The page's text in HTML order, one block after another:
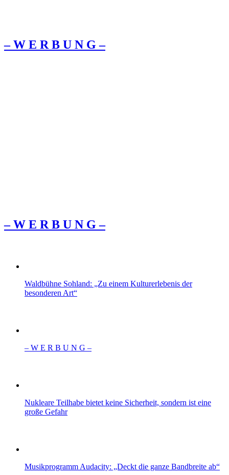
– W Ε R Β U Ν G –
– W Ε R Β U Ν G –
Waldbühne Sohland: „Zu einem Kulturerlebenis der
besonderen Art“
– W Ε R Β U Ν G –
Nukleare Teilhabe bietet keine Sicherheit, sondern ist eine
große Gefahr
Musikprogramm Audacity: „Deckt die ganze Bandbreite ab“